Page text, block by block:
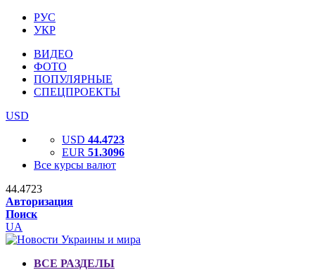
РУС
УКР
ВИДЕО
ФОТО
ПОПУЛЯРНЫЕ
СПЕЦПРОЕКТЫ
USD
USD 44.4723
EUR 51.3096
Все курсы валют
44.4723
Авторизация
Поиск
UA
ВСЕ РАЗДЕЛЫ